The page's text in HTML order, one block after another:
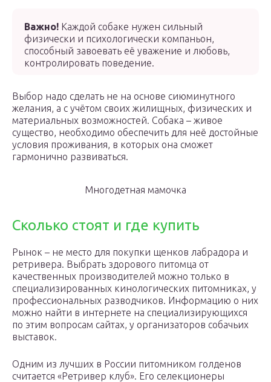
Важно! Каждой собаке нужен сильный
физически и психологически компаньон,
способный завоевать её уважение и любовь,
контролировать поведение.
Выбор надо сделать не на основе сиюминутного
желания, а с учётом своих жилищных, физических и
материальных возможностей. Собака – живое
существо, необходимо обеспечить для неё достойные
условия проживания, в которых она сможет
гармонично развиваться.
Многодетная мамочка
Сколько стоят и где купить
Рынок – не место для покупки щенков лабрадора и
ретривера. Выбрать здорового питомца от
качественных производителей можно только в
специализированных кинологических питомниках, у
профессиональных разводчиков. Информацию о них
можно найти в интернете на специализирующихся
по этим вопросам сайтах, у организаторов собачьих
выставок.
Одним из лучших в России питомником голденов
считается «Ретривер клуб». Его селекционеры